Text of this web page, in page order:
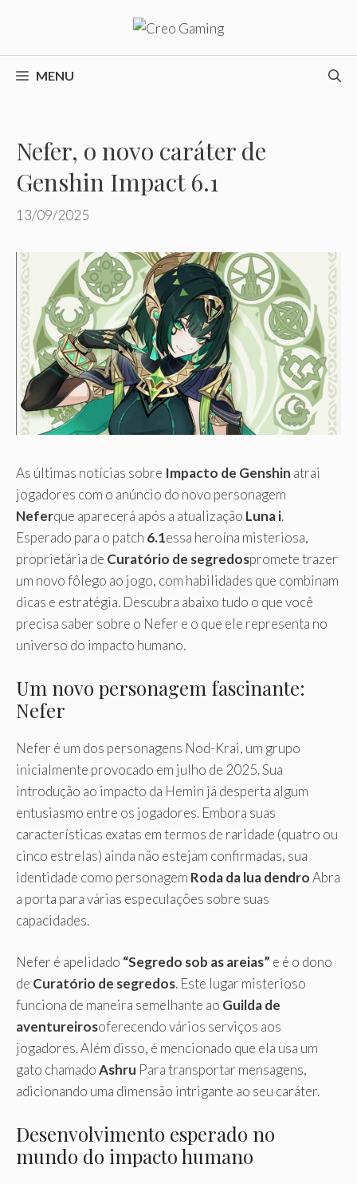
o
conteúdoMENU
Nefer, o novo caráter de
Genshin Impact 6.1
13/09/2025
As últimas notícias sobre Impacto de Genshin atrai
jogadores com o anúncio do novo personagem
Neferque aparecerá após a atualização Luna i.
Esperado para o patch 6.1essa heroína misteriosa,
proprietária de Curatório de segredospromete trazer
um novo fôlego ao jogo, com habilidades que combinam
dicas e estratégia. Descubra abaixo tudo o que você
precisa saber sobre o Nefer e o que ele representa no
universo do impacto humano.
Um novo personagem fascinante:
Nefer
Nefer é um dos personagens Nod-Krai, um grupo
inicialmente provocado em julho de 2025. Sua
introdução ao impacto da Hemin já desperta algum
entusiasmo entre os jogadores. Embora suas
características exatas em termos de raridade (quatro ou
cinco estrelas) ainda não estejam confirmadas, sua
identidade como personagem Roda da lua dendroAbra
a porta para várias especulações sobre suas
capacidades.
Nefer é apelidado “Segredo sob as areias” e é o dono
de Curatório de segredos. Este lugar misterioso
funciona de maneira semelhante ao Guilda de
aventureirosoferecendo vários serviços aos
jogadores. Além disso, é mencionado que ela usa um
gato chamadoAshru Para transportar mensagens,
adicionando uma dimensão intrigante ao seu caráter.
Desenvolvimento esperado no
mundo do impacto humano